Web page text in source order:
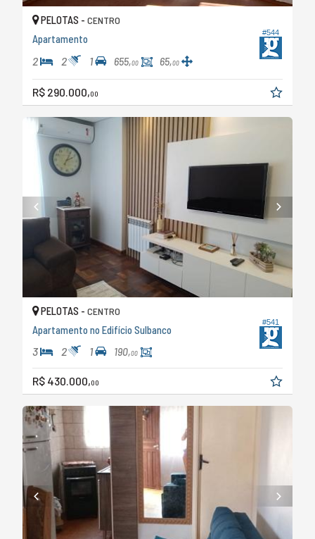
#544
PELOTAS - CENTRO
Apartamento
2 2 1 655,00 65,00
R$ 290.000,00
#541
PELOTAS - CENTRO
Apartamento no Edifício Sulbanco
3 2 1 190,00
R$ 430.000,00